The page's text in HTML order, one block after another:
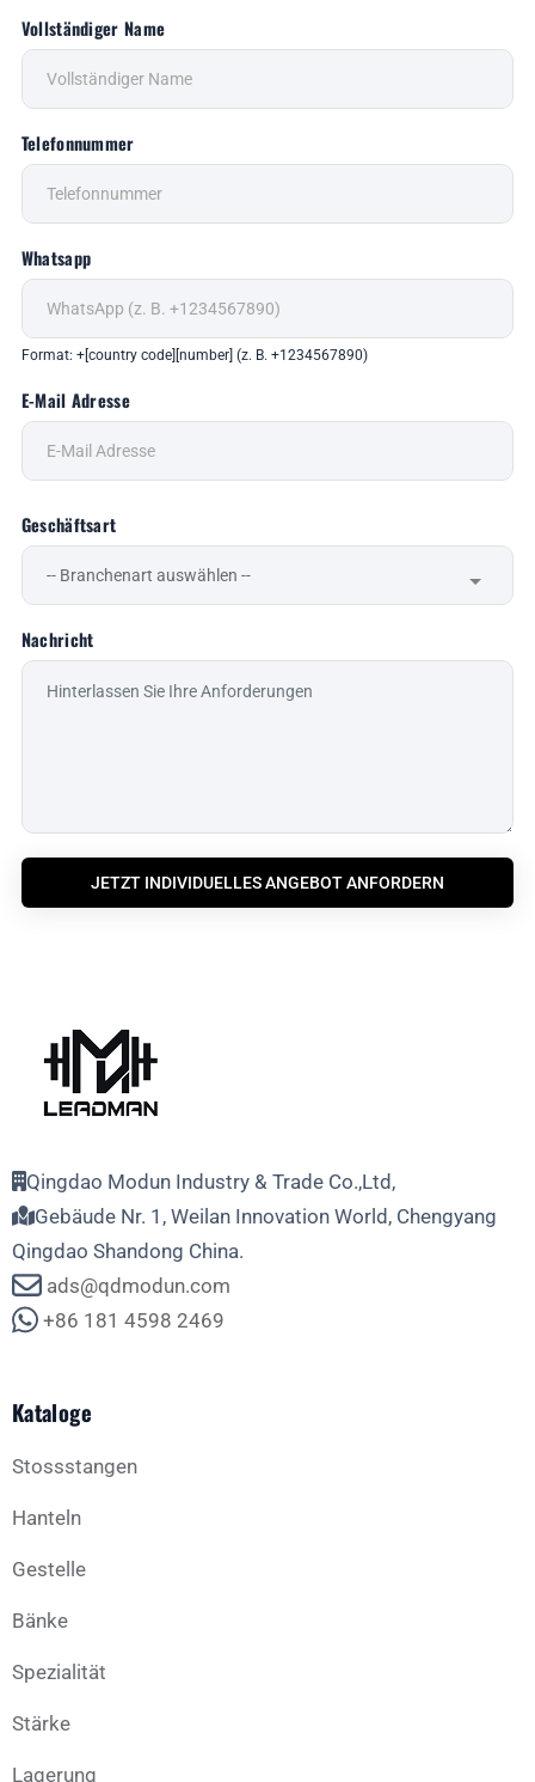
Vollständiger Name
Telefonnummer
Whatsapp
Format: +[country code][number] (z. B. +1234567890)
E-Mail Adresse
Geschäftsart
Nachricht
JETZT INDIVIDUELLES ANGEBOT ANFORDERN
Qingdao Modun Industry & Trade Co.,Ltd,
Gebäude Nr. 1, Weilan Innovation World, Chengyang
Qingdao Shandong China.
ads@qdmodun.com
+86 181 4598 2469
Kataloge
Stossstangen
Hanteln
Gestelle
Bänke
Spezialität
Stärke
Lagerung